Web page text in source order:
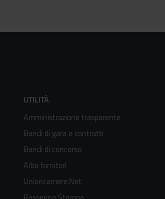
Footer
menù
colonna
2
UTILITÀ
Amministrazione trasparente
Bandi di gara e contratti
Bandi di concorso
Albo fornitori
Unioncamere.Net